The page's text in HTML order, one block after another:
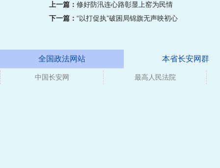
上一篇： 修好防汛连心路彰显上窑为民情
下一篇： “以打促执”破困局锦旗无声映初心
全国政法网站 本省长安网群
中国长安网 最高人民法院